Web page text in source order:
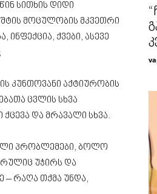
სითხის დიდი
მოცულობის მკვეთრი
ინფექცია, ქვები, ასევე
კუნთოვანი აქტიურობის
ცვლის სხვა
და მრავალი სხვა.
პრობლემები, ბოლო
უჭირს და
– რაღა თქმა უნდა,